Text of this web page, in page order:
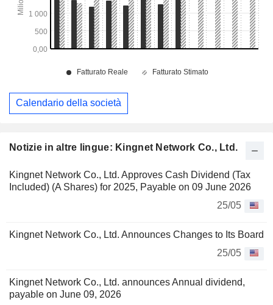
Notizie in altre lingue: Kingnet Network Co., Ltd.
Kingnet Network Co., Ltd. Approves Cash Dividend (Tax
Included) (A Shares) for 2025, Payable on 09 June 2026
25/05
Kingnet Network Co., Ltd. Announces Changes to Its Board
25/05
Kingnet Network Co., Ltd. announces Annual dividend,
payable on June 09, 2026
Calendario della società